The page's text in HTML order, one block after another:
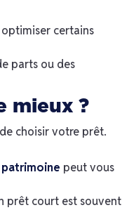
optimiser certains
parts ou des
mieux ?
choisir votre prêt.
peut vous
prêt court est souvent